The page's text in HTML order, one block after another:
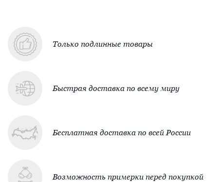
Только подлинные товары
Быстрая доставка по всему миру
Бесплатная доставка по всей России
Возможность примерки перед покупкой